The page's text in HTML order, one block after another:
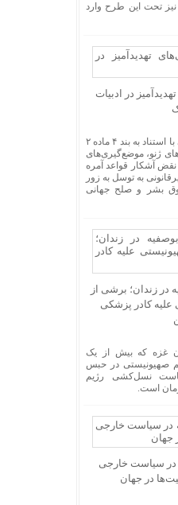
شده و ۳۸۰ نفر نیز تحت این طرح وارد
در ادبیات
حقوق‌دانان و ناظران بین‌المللی با استناد به بند ۴ ماده ۲
ژنو، موضع‌گیری‌های
آشکار قواعد آمره
به توسل به زور
بشر و صلح جهانی
زندان؛ برشی از
کادر پزشکی
غزه که بیش از یک
صهیونیستی در حبس
نسل‌کشی رژیم
است.
در سیاست خارجی
در جهان